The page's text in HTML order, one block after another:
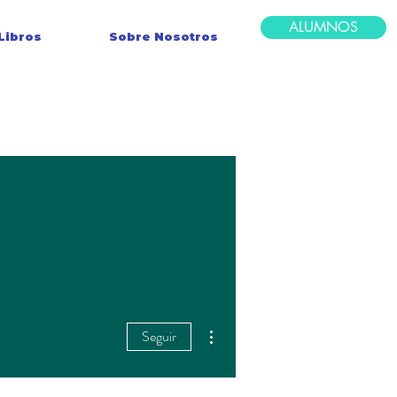
Sobre Nosotros ALUMNOS
Seguir